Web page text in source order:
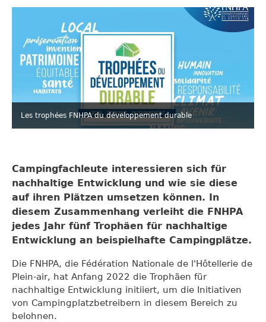
Les trophées FNHPA du développement durable
Campingfachleute interessieren sich für
nachhaltige Entwicklung und wie sie diese
auf ihren Plätzen umsetzen können. In
diesem Zusammenhang verleiht die FNHPA
jedes Jahr fünf Trophäen für nachhaltige
Entwicklung an beispielhafte Campingplätze.
Die FNHPA, die Fédération Nationale de l'Hôtellerie de
Plein-air, hat Anfang 2022 die Trophäen für
nachhaltige Entwicklung initiiert, um die Initiativen
von Campingplatzbetreibern in diesem Bereich zu
belohnen.